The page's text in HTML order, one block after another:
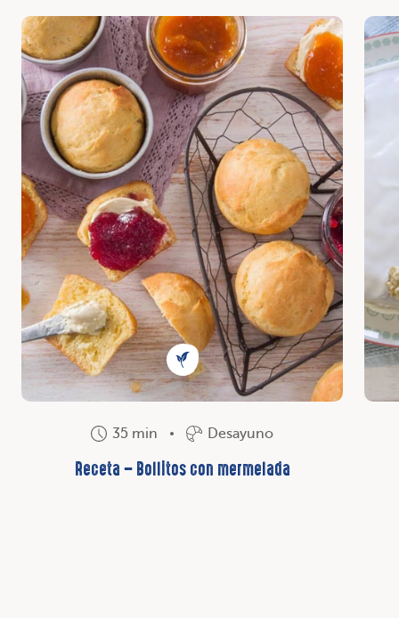
35 min Desayuno
Receta – Bollitos con mermelada
Descubrir